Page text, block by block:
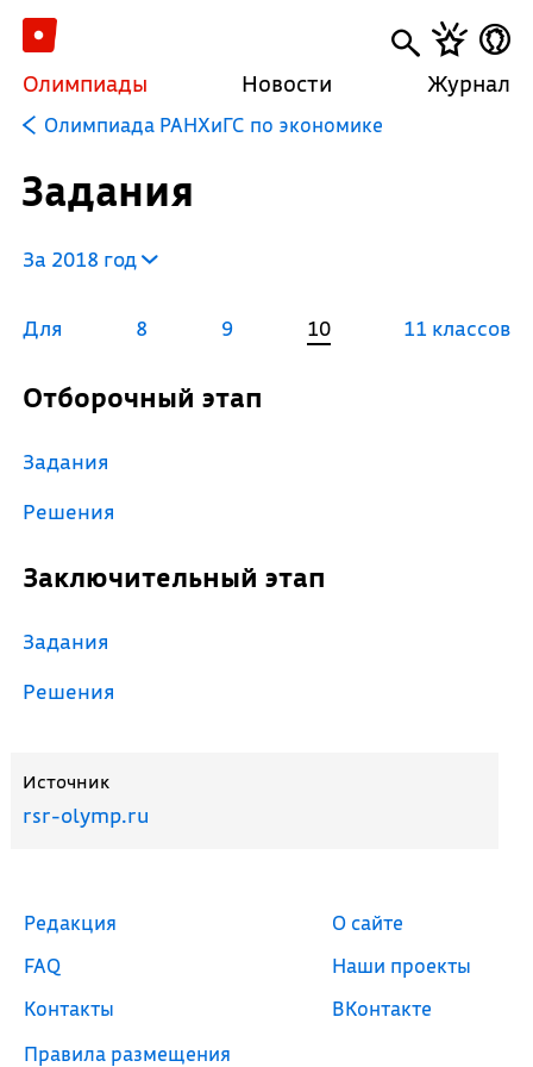
Олимпиады Новости Журнал
Олимпиада РАНХиГС по экономике
Задания
За 2018 год
Для 8 9 10 11 классов
Отборочный этап
Задания
Решения
Заключительный этап
Задания
Решения
Источник
rsr-olymp.ru
Редакция
FAQ
Контакты
Правила размещения
О сайте
Наши проекты
ВКонтакте